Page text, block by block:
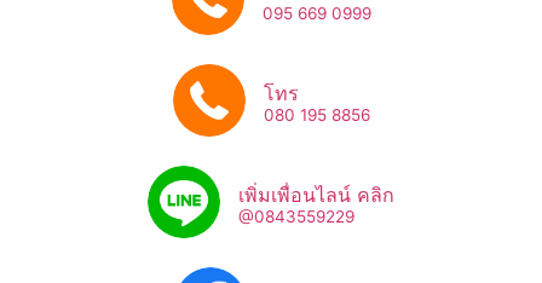
095 669 0999
โทร
080 195 8856
เพิ่มเพื่อนไลน์ คลิก
@0843559229